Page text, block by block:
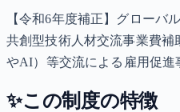
【令和6年度補正】グローバ
共創型技術人材交流事業費
やAI）等交流による雇用促進
✨この制度の特徴